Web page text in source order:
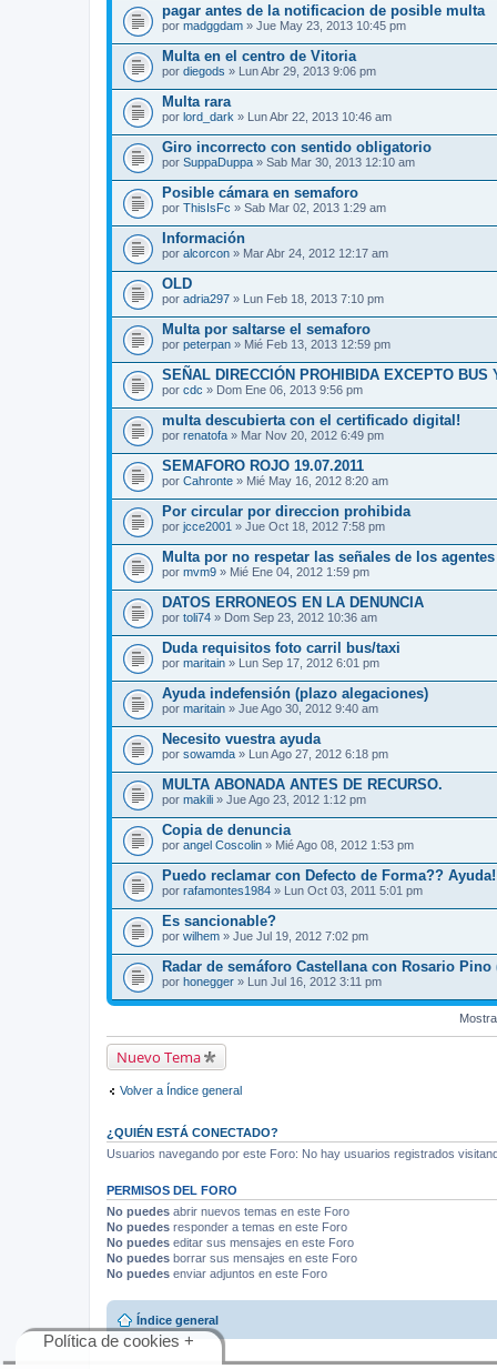
pagar antes de la notificacion de posible multa
por madggdam » Jue May 23, 2013 10:45 pm
Multa en el centro de Vitoria
por diegods » Lun Abr 29, 2013 9:06 pm
Multa rara
por lord_dark » Lun Abr 22, 2013 10:46 am
Giro incorrecto con sentido obligatorio
por SuppaDuppa » Sab Mar 30, 2013 12:10 am
Posible cámara en semaforo
por ThisIsFc » Sab Mar 02, 2013 1:29 am
Información
por alcorcon » Mar Abr 24, 2012 12:17 am
OLD
por adria297 » Lun Feb 18, 2013 7:10 pm
Multa por saltarse el semaforo
por peterpan » Mié Feb 13, 2013 12:59 pm
SEÑAL DIRECCIÓN PROHIBIDA EXCEPTO BUS
por cdc » Dom Ene 06, 2013 9:56 pm
multa descubierta con el certificado digital!
por renatofa » Mar Nov 20, 2012 6:49 pm
SEMAFORO ROJO 19.07.2011
por Cahronte » Mié May 16, 2012 8:20 am
Por circular por direccion prohibida
por jcce2001 » Jue Oct 18, 2012 7:58 pm
Multa por no respetar las señales de los agentes
por mvm9 » Mié Ene 04, 2012 1:59 pm
DATOS ERRONEOS EN LA DENUNCIA
por toli74 » Dom Sep 23, 2012 10:36 am
Duda requisitos foto carril bus/taxi
por maritain » Lun Sep 17, 2012 6:01 pm
Ayuda indefensión (plazo alegaciones)
por maritain » Jue Ago 30, 2012 9:40 am
Necesito vuestra ayuda
por sowamda » Lun Ago 27, 2012 6:18 pm
MULTA ABONADA ANTES DE RECURSO.
por makili » Jue Ago 23, 2012 1:12 pm
Copia de denuncia
por angel Coscolin » Mié Ago 08, 2012 1:53 pm
Puedo reclamar con Defecto de Forma??
por rafamontes1984 » Lun Oct 03, 2011 5:01 pm
Es sancionable?
por wilhem » Jue Jul 19, 2012 7:02 pm
Radar de semáforo Castellana con Rosario Pino
por honegger » Lun Jul 16, 2012 3:11 pm
Nuevo Tema
Volver a Índice general
¿QUIÉN ESTÁ CONECTADO?
Usuarios navegando por este Foro: No hay usuarios registrados
PERMISOS DEL FORO
No puedes abrir nuevos temas en este Foro
No puedes responder a temas en este Foro
No puedes editar sus mensajes en este Foro
No puedes borrar sus mensajes en este Foro
No puedes enviar adjuntos en este Foro
Índice general
Política de cookies +